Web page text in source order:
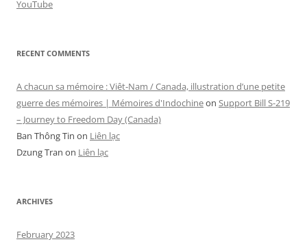
YouTube
RECENT COMMENTS
A chacun sa mémoire : Viêt-Nam / Canada, illustration d’une petite
guerre des mémoires | Mémoires d'Indochineon Support Bill S-219
– Journey to Freedom Day (Canada)
Ban Thông Tin on Liên lạc
Dzung Tran on Liên lạc
ARCHIVES
February 2023